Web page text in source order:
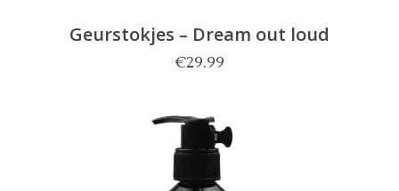
Geurstokjes – Dream out loud
€29.99